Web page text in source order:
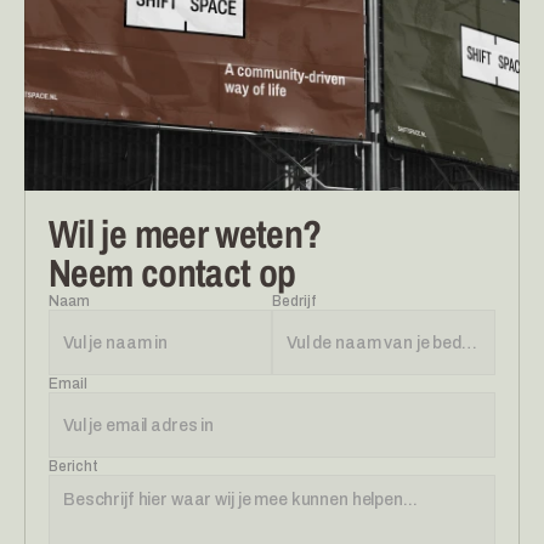
Wil je meer weten?
Neem contact op
Naam Bedrijf
Email
Bericht